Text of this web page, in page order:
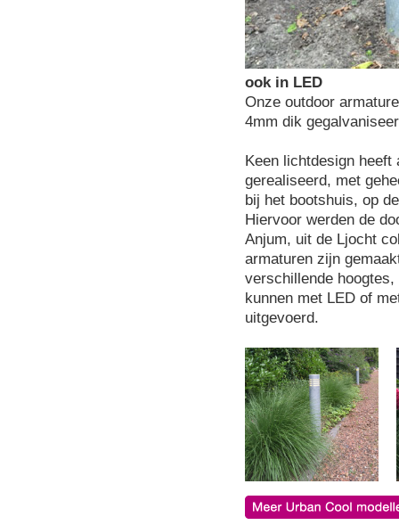
ook in LED
Onze outdoor
4mm dik
Keen lichtdesign heeft
gerealiseerd, met
bij het bootshuis, op
Hiervoor werden de
Anjum, uit de Ljocht
armaturen zijn
verschillende
kunnen met LED of
uitgevoerd.